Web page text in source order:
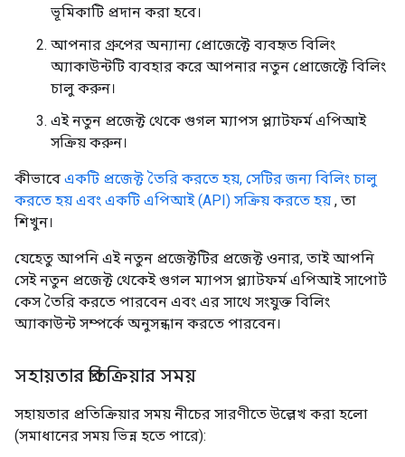
ভূমিকাটি প্রদান করা হবে।
আপনার গ্রুপের অন্যান্য প্রোজেক্টে ব্যবহৃত বিলিং
অ্যাকাউন্টটি ব্যবহার করে আপনার নতুন প্রোজেক্টে বিলিং
চালু করুন।
এই নতুন প্রজেক্ট থেকে গুগল ম্যাপস প্ল্যাটফর্ম এপিআই
সক্রিয় করুন।
কীভাবে একটি প্রজেক্ট তৈরি করতে হয়, সেটির জন্য বিলিং চালু
করতে হয় এবং একটি এপিআই (API) সক্রিয় করতে হয় , তা
শিখুন।
যেহেতু আপনি এই নতুন প্রজেক্টটির প্রজেক্ট ওনার, তাই আপনি
সেই নতুন প্রজেক্ট থেকেই গুগল ম্যাপস প্ল্যাটফর্ম এপিআই সাপোর্ট
কেস তৈরি করতে পারবেন এবং এর সাথে সংযুক্ত বিলিং
অ্যাকাউন্ট সম্পর্কে অনুসন্ধান করতে পারবেন।
সহায়তার প্রতিক্রিয়ার সময়
সহায়তার প্রতিক্রিয়ার সময় নীচের সারণীতে উল্লেখ করা হলো
(সমাধানের সময় ভিন্ন হতে পারে):